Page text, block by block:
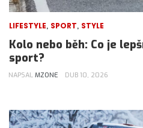
LIFESTYLE, SPORT, STYLE
Kolo nebo běh: Co je
sport?
NAPSAL MZONE DUB 10, 2026